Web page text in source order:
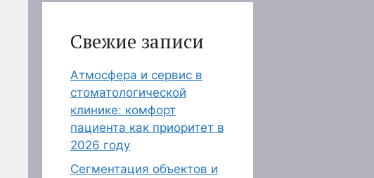
Свежие записи
Атмосфера и сервис в
стоматологической
клинике: комфорт
пациента как приоритет в
2026 году
Сегментация объектов и